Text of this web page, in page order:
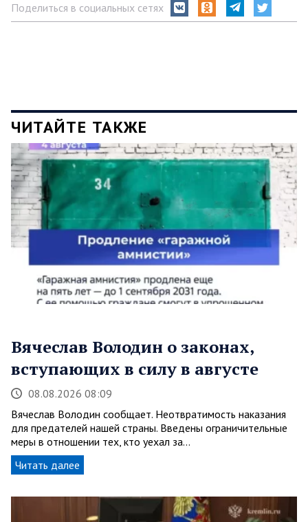
Поделиться в социальных сетях
ЧИТАЙТЕ ТАКЖЕ
Вячеслав Володин о законах,
вступающих в силу в августе
08.08.2026 08:09
Вячеслав Володин сообщает. Неотвратимость наказания
для предателей нашей страны. Введены ограничительные
меры в отношении тех, кто уехал за…
Читать далее